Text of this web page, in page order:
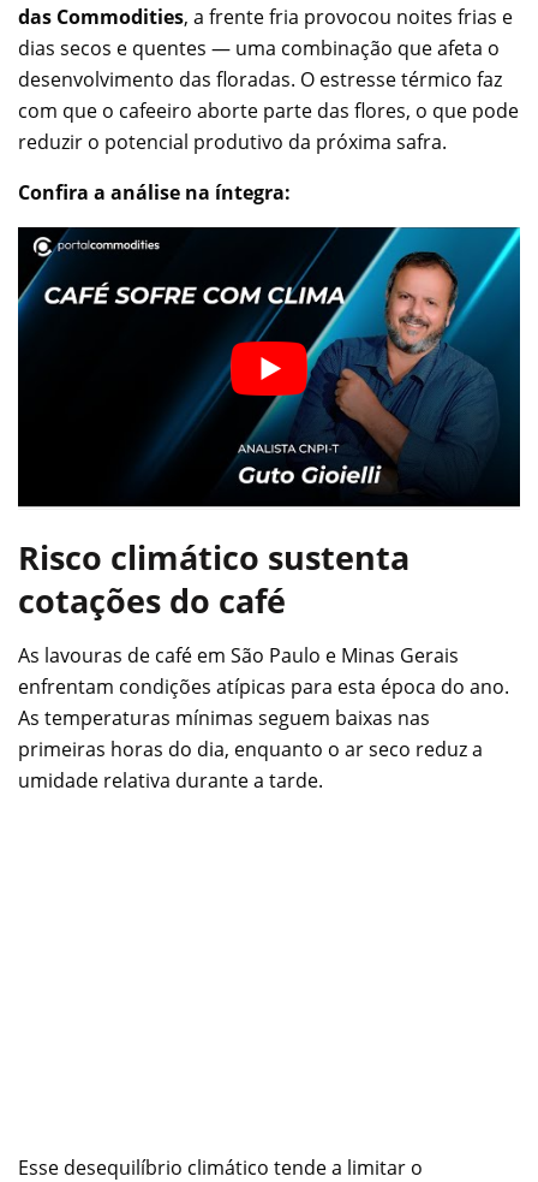
das Commodities, a frente fria provocou noites frias e
dias secos e quentes — uma combinação que afeta o
desenvolvimento das floradas. O estresse térmico faz
com que o cafeeiro aborte parte das flores, o que pode
reduzir o potencial produtivo da próxima safra.
Confira a análise na íntegra:
Risco climático sustenta
cotações do café
As lavouras de café em São Paulo e Minas Gerais
enfrentam condições atípicas para esta época do ano.
As temperaturas mínimas seguem baixas nas
primeiras horas do dia, enquanto o ar seco reduz a
umidade relativa durante a tarde.
Esse desequilíbrio climático tende a limitar o